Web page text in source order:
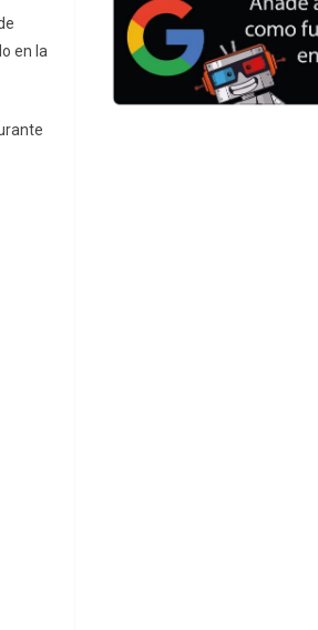
en la